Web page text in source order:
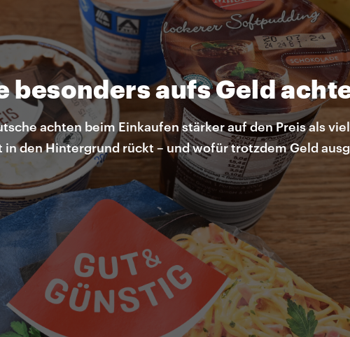
besonders aufs Geld
achten beim Einkaufen stärker auf den Preis als
den Hintergrund rückt – und wofür trotzdem Geld